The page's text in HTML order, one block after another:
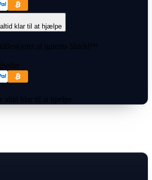
klar til at hjælpe
Beskyttet af igitems Shield™
altid klar til at hjælpe